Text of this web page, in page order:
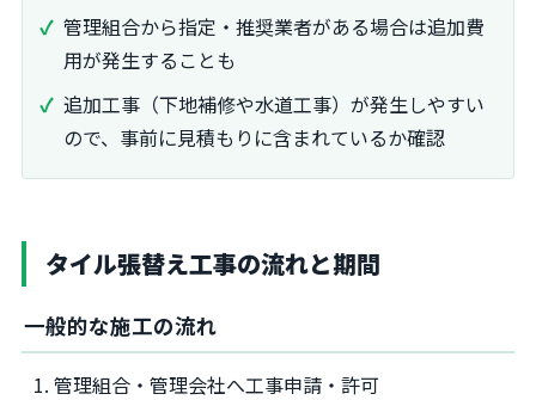
管理組合から指定・推奨業者がある場合は追加費
用が発生することも
追加工事（下地補修や水道工事）が発生しやすい
ので、事前に見積もりに含まれているか確認
タイル張替え工事の流れと期間
一般的な施工の流れ
管理組合・管理会社へ工事申請・許可